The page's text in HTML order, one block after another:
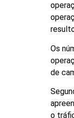
Os
de
o